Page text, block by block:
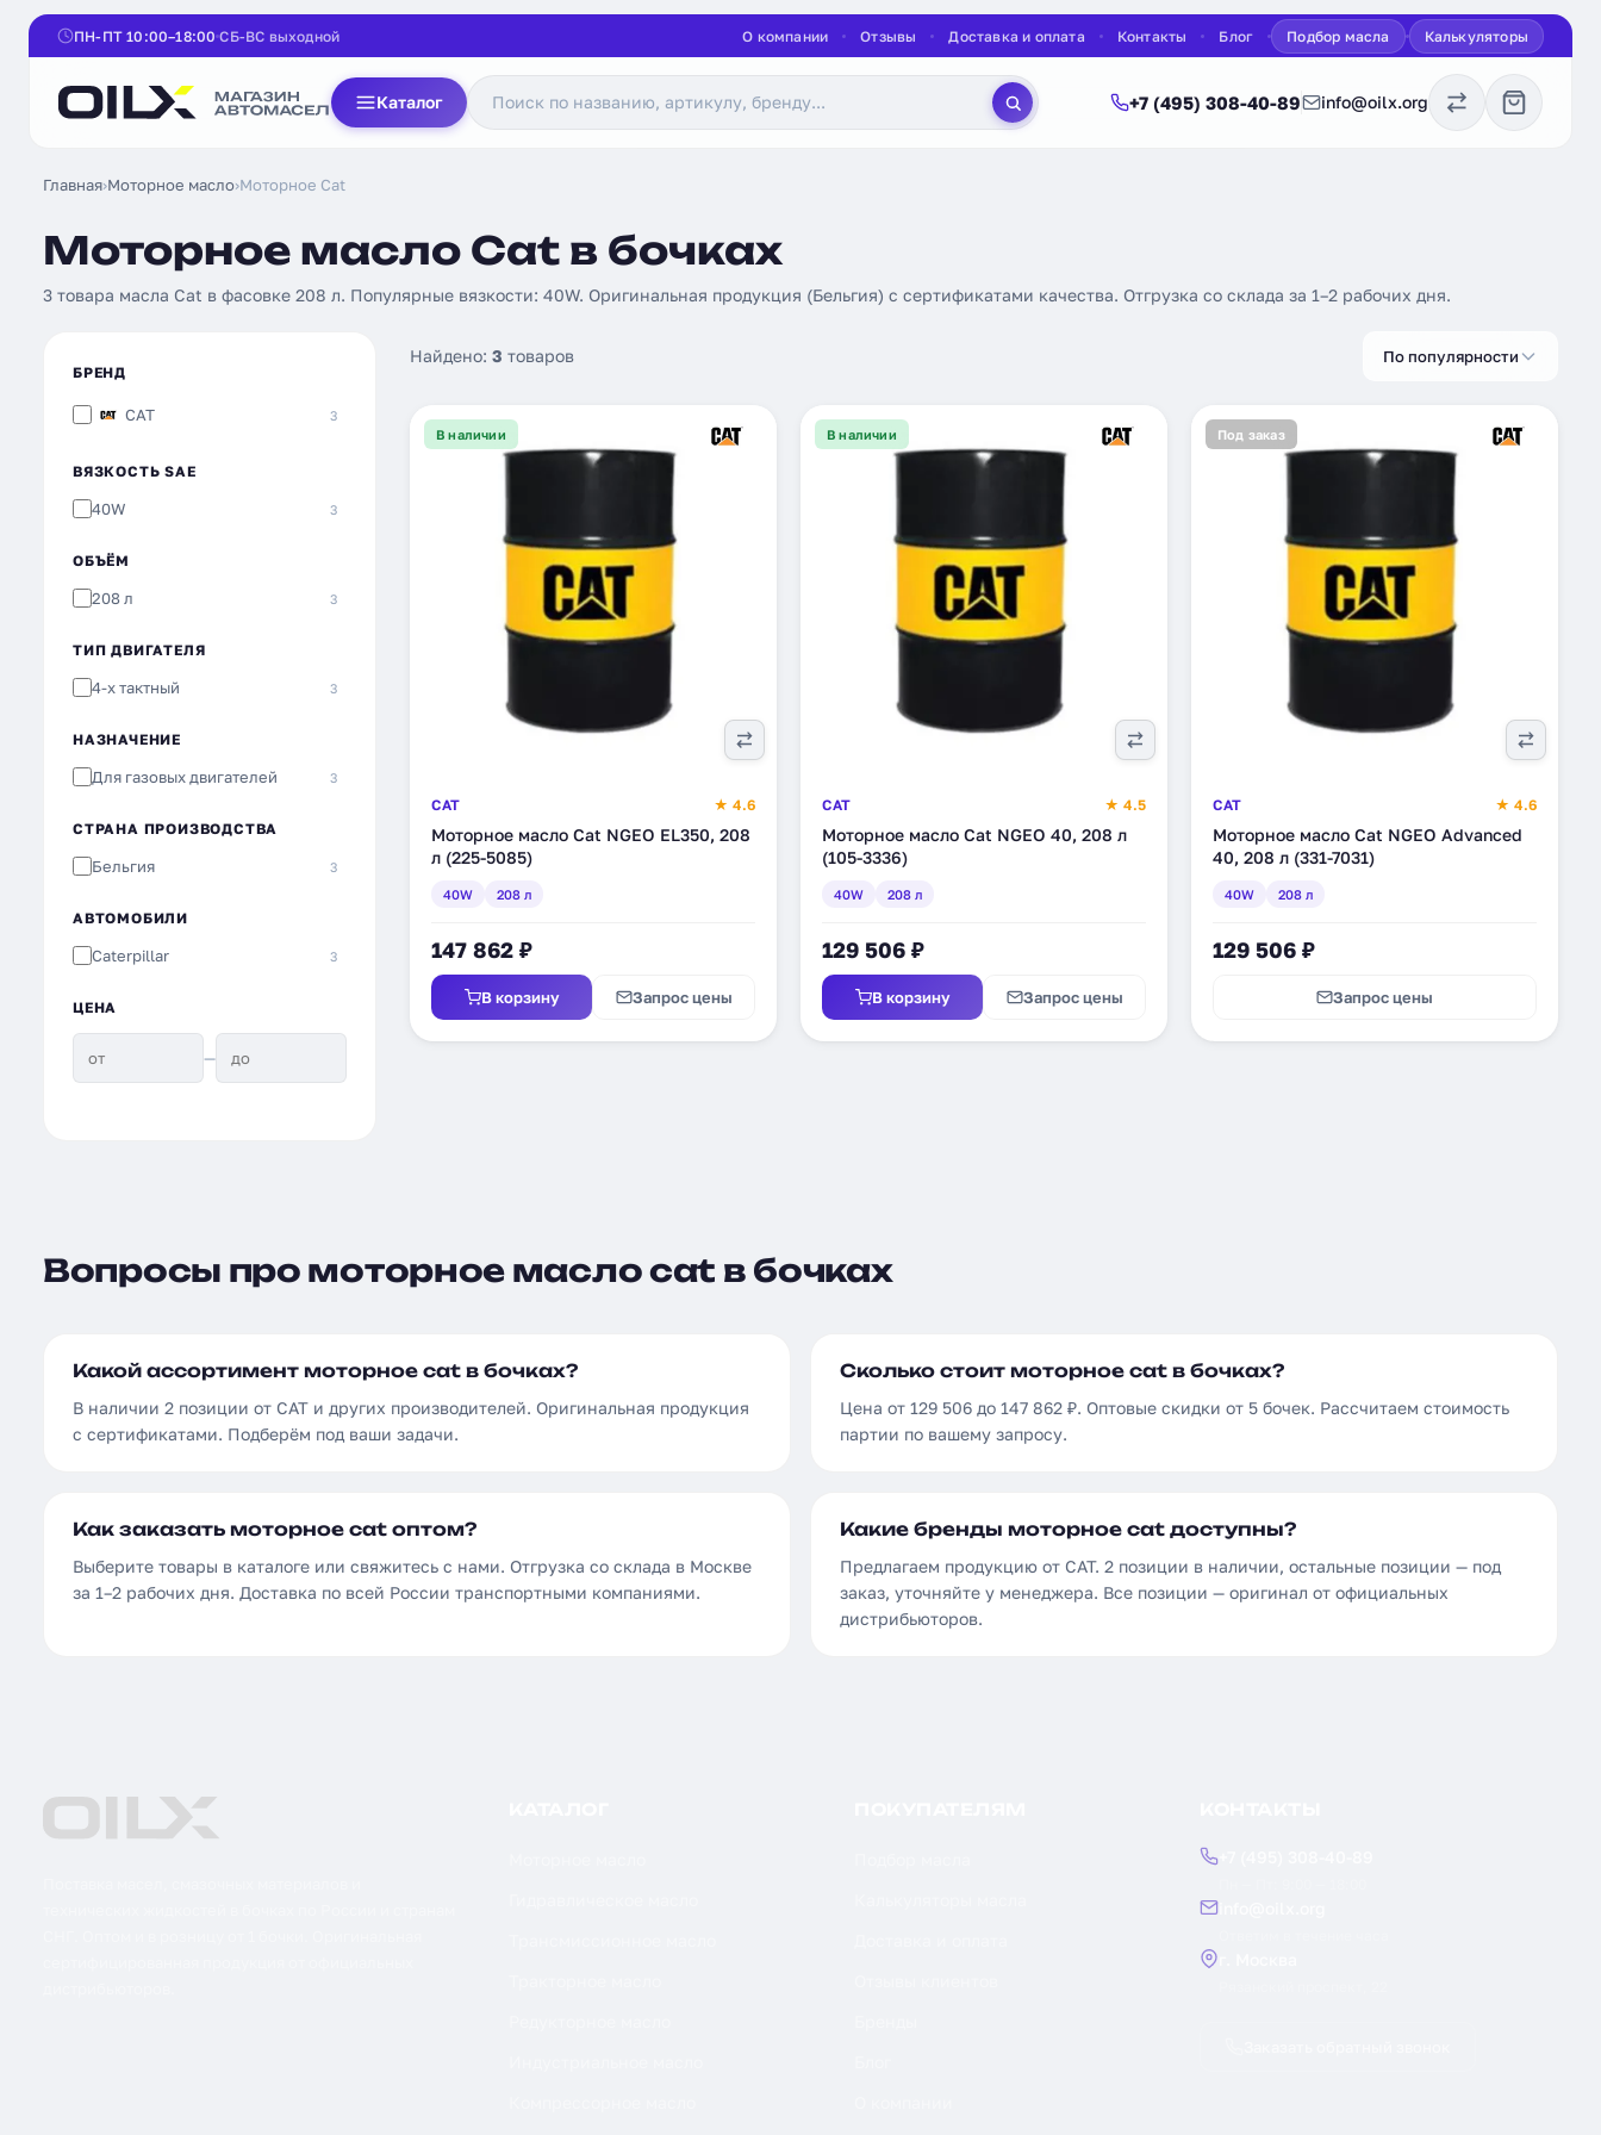
ПН-ПТ 10:00–18:00 СБ-ВС выходной О компании Отзывы Доставка и оплата Контакты Блог Подбор масла Калькуляторы
Каталог +7 (495) 308-40-89 info@oilx.org
Главная›Моторное масло›Моторное Cat
Моторное масло Cat в бочках
3 товара масла Cat в фасовке 208 л. Популярные вязкости: 40W. Оригинальная продукция (Бельгия) с сертификатами качества. Отгрузка со склада за 1–2 рабочих дня.
БРЕНД
CAT 3
ВЯЗКОСТЬ SAE
40W 3
ОБЪЁМ
208 л 3
ТИП ДВИГАТЕЛЯ
4-х тактный 3
НАЗНАЧЕНИЕ
Для газовых двигателей 3
СТРАНА ПРОИЗВОДСТВА
Бельгия 3
АВТОМОБИЛИ
Caterpillar 3
ЦЕНА
—
Найдено: 3 товаров По популярности
В наличии
CAT ★ 4.6
Моторное масло Cat NGEO EL350, 208
л (225-5085)
40W 208 л
147 862 ₽
В корзину Запрос цены
В наличии
CAT ★ 4.5
Моторное масло Cat NGEO 40, 208 л
(105-3336)
40W 208 л
129 506 ₽
В корзину Запрос цены
Под заказ
CAT ★ 4.6
Моторное масло Cat NGEO Advanced
40, 208 л (331-7031)
40W 208 л
129 506 ₽
Запрос цены
Вопросы про моторное масло cat в бочках
Какой ассортимент моторное cat в бочках?
В наличии 2 позиции от CAT и других производителей. Оригинальная продукция
с сертификатами. Подберём под ваши задачи.
Сколько стоит моторное cat в бочках?
Цена от 129 506 до 147 862 ₽. Оптовые скидки от 5 бочек. Рассчитаем стоимость
партии по вашему запросу.
Как заказать моторное cat оптом?
Выберите товары в каталоге или свяжитесь с нами. Отгрузка со склада в Москве
за 1–2 рабочих дня. Доставка по всей России транспортными компаниями.
Какие бренды моторное cat доступны?
Предлагаем продукцию от CAT. 2 позиции в наличии, остальные позиции — под
заказ, уточняйте у менеджера. Все позиции — оригинал от официальных
дистрибьюторов.